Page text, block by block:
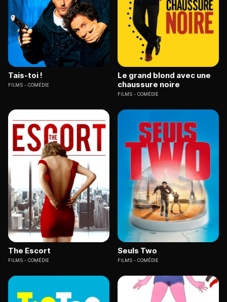
Tais-toi !
FILMS COMÉDIE
Le grand blond avec une
chaussure noire
FILMS COMÉDIE
The Escort
FILMS COMÉDIE
Seuls Two
FILMS COMÉDIE